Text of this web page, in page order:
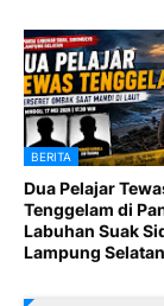
BERITA
Dua Pelajar
Tenggelam di
Labuhan Suak
Lampung Selatan